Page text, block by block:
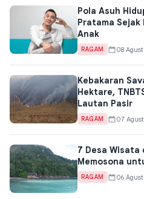
Pola Asuh
Pratama Sejak
Anak
RAGAM 08
Kebakaran
Hektare,
Lautan Pasir
RAGAM 07
7 Desa Wisata
Memosona
RAGAM 06